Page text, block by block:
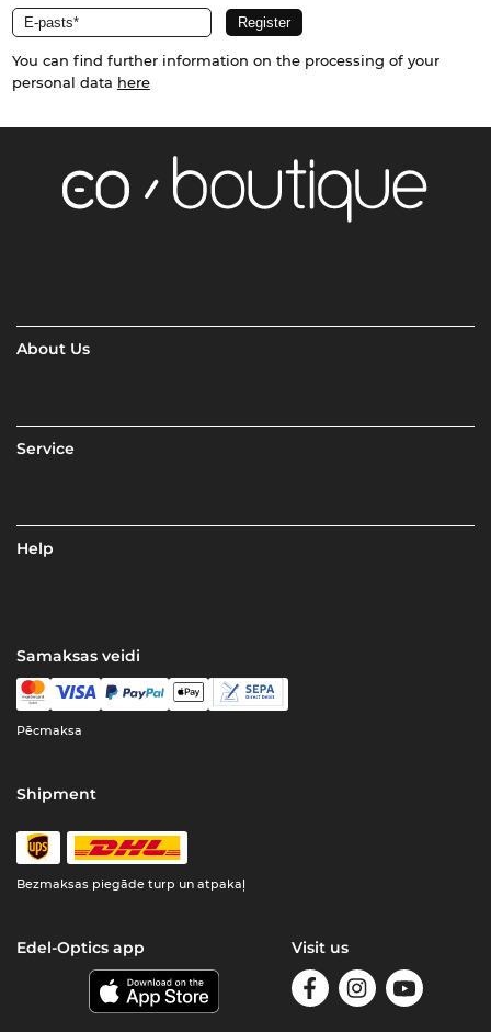
You can find further information on the processing of your
personal data here
About Us
Service
Help
Samaksas veidi
Pēcmaksa
Shipment
Bezmaksas piegāde turp un atpakaļ
Edel-Optics app Visit us